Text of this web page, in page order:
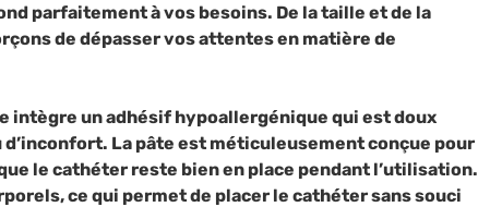
parfaitement à vos besoins. De la taille et de la
de dépasser vos attentes en matière de
intègre un adhésif hypoallergénique qui est doux
La pâte est méticuleusement conçue pour
le cathéter reste bien en place pendant l’utilisation.
ce qui permet de placer le cathéter sans souci